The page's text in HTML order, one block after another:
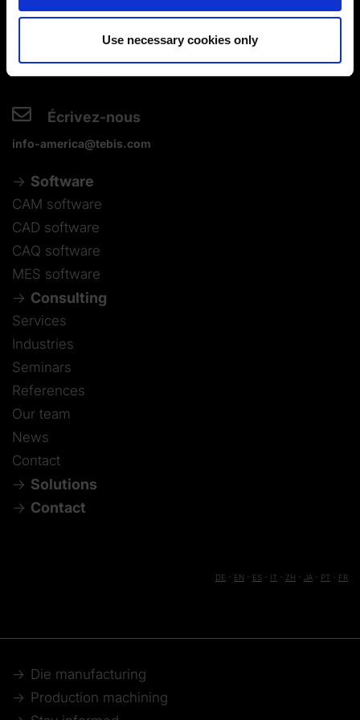
Imprint|Data protection |Disclaimer of liability
Use necessary cookies only
Contactez-nous par téléphone
Écrivez-nous
info-america@tebis.com
Software
CAM software
CAD software
CAQ software
MES software
Consulting
Services
Industries
Seminars
References
Our team
News
Contact
Solutions
Contact
DE EN ES IT ZH JA PT FR
Die manufacturing
Production machining